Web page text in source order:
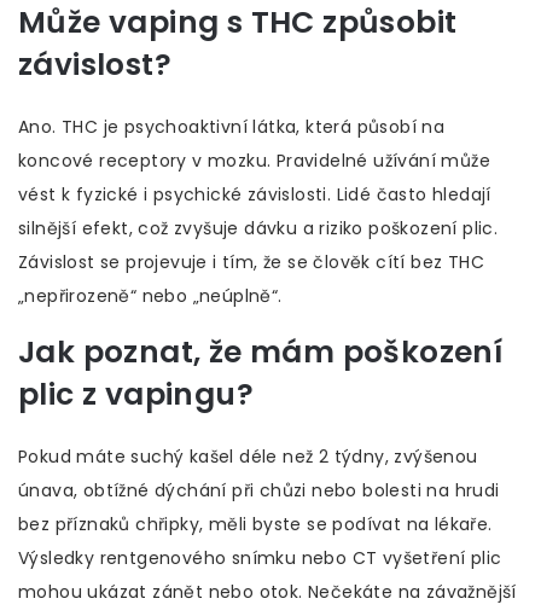
Může vaping s THC způsobit
závislost?
Ano. THC je psychoaktivní látka, která působí na
koncové receptory v mozku. Pravidelné užívání může
vést k fyzické i psychické závislosti. Lidé často hledají
silnější efekt, což zvyšuje dávku a riziko poškození plic.
Závislost se projevuje i tím, že se člověk cítí bez THC
„nepřirozeně“ nebo „neúplně“.
Jak poznat, že mám poškození
plic z vapingu?
Pokud máte suchý kašel déle než 2 týdny, zvýšenou
únava, obtížné dýchání při chůzi nebo bolesti na hrudi
bez příznaků chřipky, měli byste se podívat na lékaře.
Výsledky rentgenového snímku nebo CT vyšetření plic
mohou ukázat zánět nebo otok. Nečekáte na závažnější